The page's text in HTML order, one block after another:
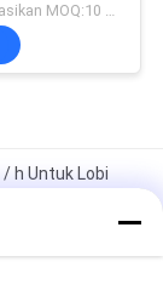
Bisa dinegosiasikan MOQ:10 buah
h Untuk Lobi
Untuk Lobi